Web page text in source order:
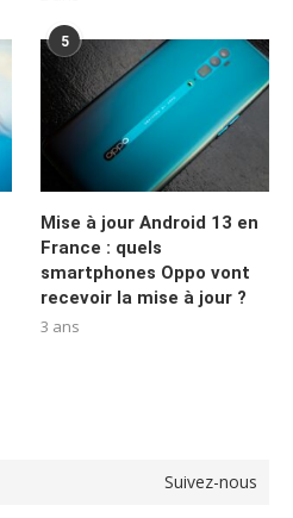
5
Mise à jour Android 13 en
France : quels
smartphones Oppo vont
recevoir la mise à jour ?
3 ans
Suivez-nous